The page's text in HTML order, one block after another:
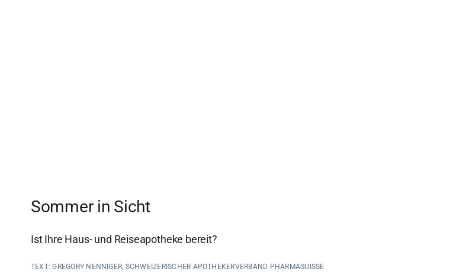
Sommer in Sicht
Ist Ihre Haus- und Reiseapotheke bereit?
TEXT: GREGORY NENNIGER, SCHWEIZERISCHER APOTHEKERVERBAND PHARMASUISSE